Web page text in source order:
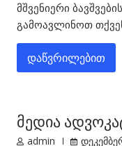
მშვენიერი
გამოავლინოთ
დაწვრილებით
მედია
admin